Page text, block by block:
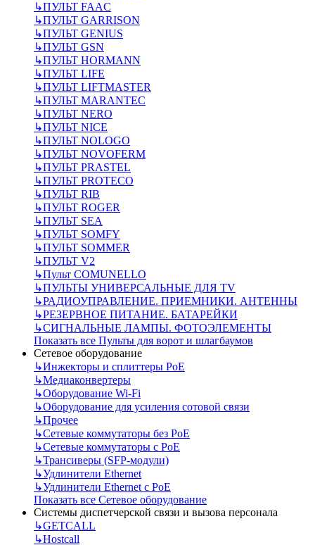
↳ПУЛЬТ FAAC
↳ПУЛЬТ GARRISON
↳ПУЛЬТ GENIUS
↳ПУЛЬТ GSN
↳ПУЛЬТ HORMANN
↳ПУЛЬТ LIFE
↳ПУЛЬТ LIFTMASTER
↳ПУЛЬТ MARANTEC
↳ПУЛЬТ NERO
↳ПУЛЬТ NICE
↳ПУЛЬТ NOLOGO
↳ПУЛЬТ NOVOFERM
↳ПУЛЬТ PRASTEL
↳ПУЛЬТ PROTECO
↳ПУЛЬТ RIB
↳ПУЛЬТ ROGER
↳ПУЛЬТ SEA
↳ПУЛЬТ SOMFY
↳ПУЛЬТ SOMMER
↳ПУЛЬТ V2
↳Пульт СOMUNELLO
↳ПУЛЬТЫ УНИВЕРСАЛЬНЫЕ ДЛЯ TV
↳РАДИОУПРАВЛЕНИЕ. ПРИЕМНИКИ. АНТЕННЫ
↳РЕЗЕРВНОЕ ПИТАНИЕ. БАТАРЕЙКИ
↳СИГНАЛЬНЫЕ ЛАМПЫ. ФОТОЭЛЕМЕНТЫ
Показать все Пульты для ворот и шлагбаумов
Сетевое оборудование
↳Инжекторы и сплиттеры РоЕ
↳Медиаконвертеры
↳Оборудование Wi-Fi
↳Оборудование для усиления сотовой связи
↳Прочее
↳Сетевые коммутаторы без РоЕ
↳Сетевые коммутаторы с РоЕ
↳Трансиверы (SFP-модули)
↳Удлинители Ethernet
↳Удлинители Ethernet с PoE
Показать все Сетевое оборудование
Системы диспетчерской связи и вызова персонала
↳GETCALL
↳Hostcall